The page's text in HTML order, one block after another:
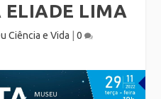
ELIADE LIMA
Ciência e Vida 0